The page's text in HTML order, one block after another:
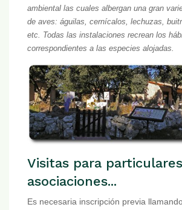
ambiental las cuales albergan una gran
de aves: águilas, cernícalos, lechuzas,
etc. Todas las instalaciones recrean los
correspondientes a las especies alojadas.
Visitas para
asociaciones...
Es necesaria inscripción previa